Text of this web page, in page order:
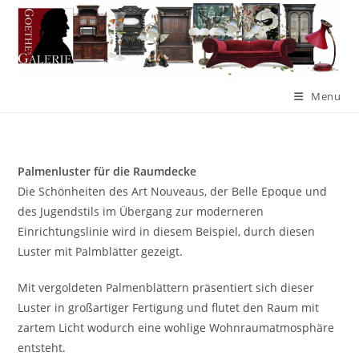
Menu
Palmenluster für die Raumdecke
Die Schönheiten des Art Nouveaus, der Belle Epoque und
des Jugendstils im Übergang zur moderneren
Einrichtungslinie wird in diesem Beispiel, durch diesen
Luster mit Palmblätter gezeigt.
Mit vergoldeten Palmenblättern präsentiert sich dieser
Luster in großartiger Fertigung und flutet den Raum mit
zartem Licht wodurch eine wohlige Wohnraumatmosphäre
entsteht.